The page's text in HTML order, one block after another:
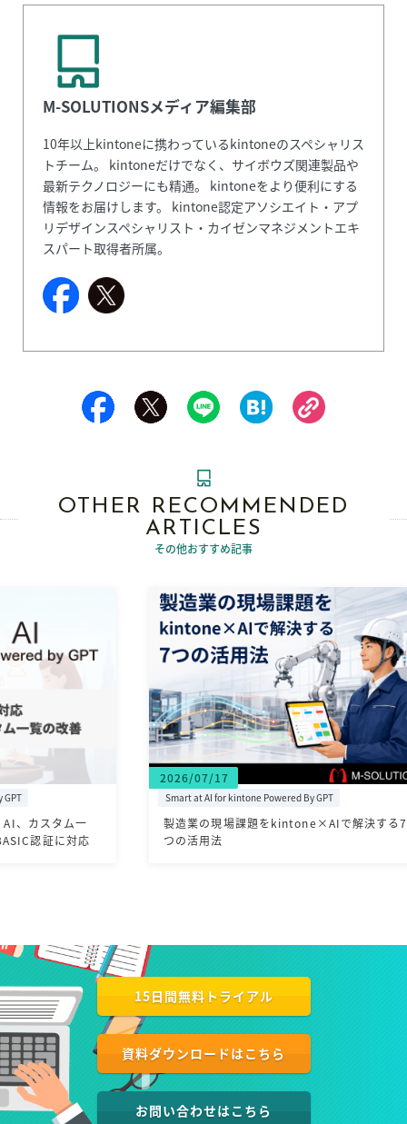
M-SOLUTIONSメディア編集部
10年以上kintoneに携わっているkintoneのスペシャリス
トチーム。 kintoneだけでなく、サイボウズ関連製品や
最新テクノロジーにも精通。 kintoneをより便利にする
情報をお届けします。 kintone認定アソシエイト・アプ
リデザインスペシャリスト・カイゼンマネジメントエキ
スパート取得者所属。
OTHER RECOMMENDED
ARTICLES
その他おすすめ記事
2026/07/17
Smart at AI for kintone Powered By GPT
製造業の現場課題をkintone×AIで解決する7
つの活用法
15日間無料トライアル
資料ダウンロードはこちら
お問い合わせはこちら